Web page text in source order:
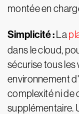
montée en
Simplicité : La
dans le cloud,
sécurise tous les
environnement
complexité ni de
supplémentaire.